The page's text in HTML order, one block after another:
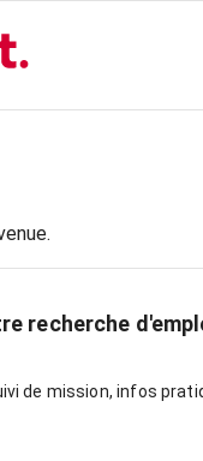
recherche
de mission, infos